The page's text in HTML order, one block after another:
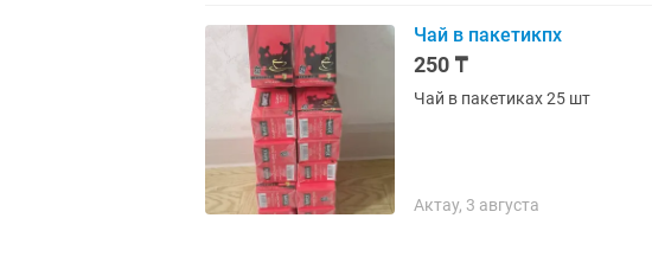
Чай в пакетикпх
250 ₸
Чай в пакетиках 25 шт
Актау, 3 августа